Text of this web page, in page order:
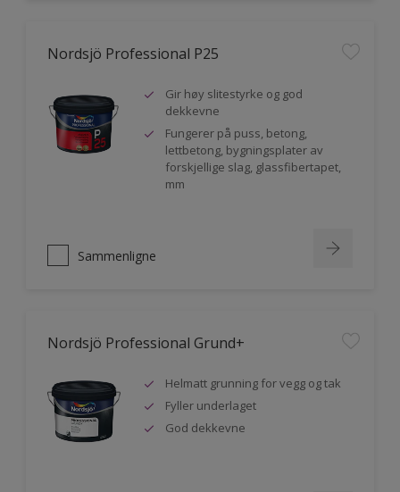
Nordsjö Professional P25
Gir høy slitestyrke og god
dekkevne
Fungerer på puss, betong,
lettbetong, bygningsplater av
forskjellige slag, glassfibertapet,
mm
Sammenligne
Nordsjö Professional Grund+
Helmatt grunning for vegg og tak
Fyller underlaget
God dekkevne